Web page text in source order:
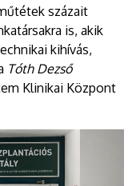
százait
is, akik
kihívás,
Tóth Dezső
Klinikai Központ